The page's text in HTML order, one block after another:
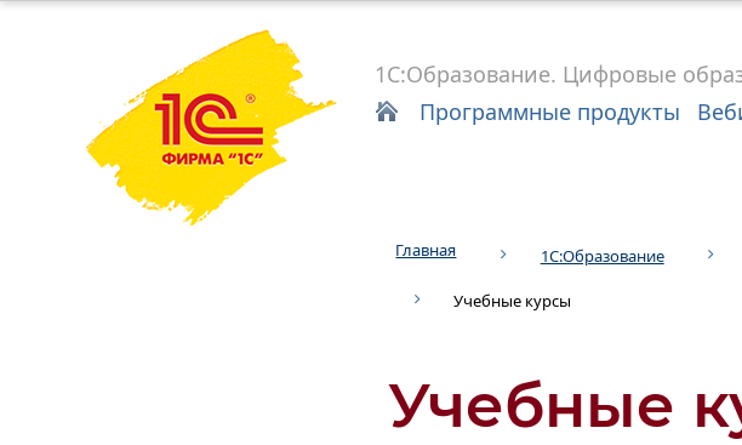
1С:Образование. Цифровые
Программные продукты
Главная 1С:Образование
Учебные курсы
Учебные